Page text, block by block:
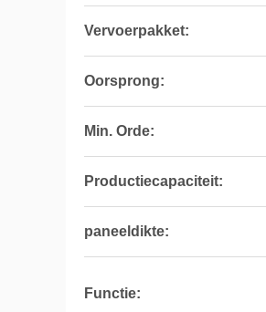
Vervoerpakket:
Oorsprong:
Min. Orde:
Productiecapaciteit:
paneeldikte:
Functie: